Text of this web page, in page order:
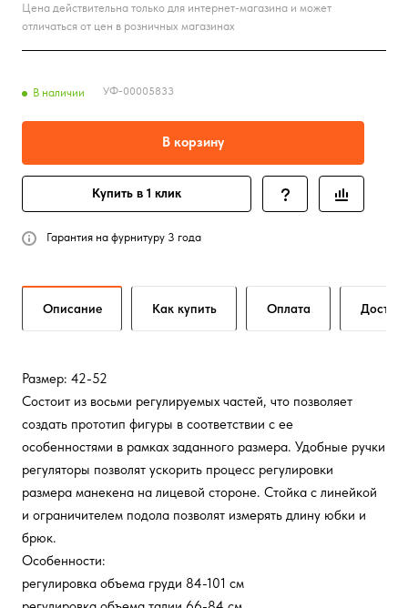
Цена действительна только для интернет-магазина и может
отличаться от цен в розничных магазинах
В наличии УФ-00005833
В корзину
Купить в 1 клик
Гарантия на фурнитуру 3 года
Описание Как купить Оплата
Размер: 42-52
Состоит из восьми регулируемых частей, что позволяет
создать прототип фигуры в соответствии с ее
особенностями в рамках заданного размера. Удобные ручки
регуляторы позволят ускорить процесс регулировки
размера манекена на лицевой стороне. Стойка с линейкой
и ограничителем подола позволят измерять длину юбки и
брюк.
Особенности:
регулировка объема груди 84-101 см